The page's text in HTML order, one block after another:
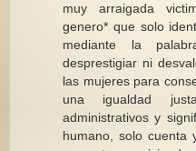
muy arraigada
genero* que solo
mediante la
desprestigiar ni
las mujeres para
una igualdad
administrativos y
humano, solo cuenta